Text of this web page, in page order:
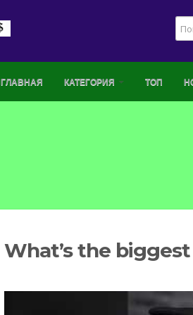
ГЛАВНАЯ КАТЕГОРИЯ ТОП
What’s the biggest